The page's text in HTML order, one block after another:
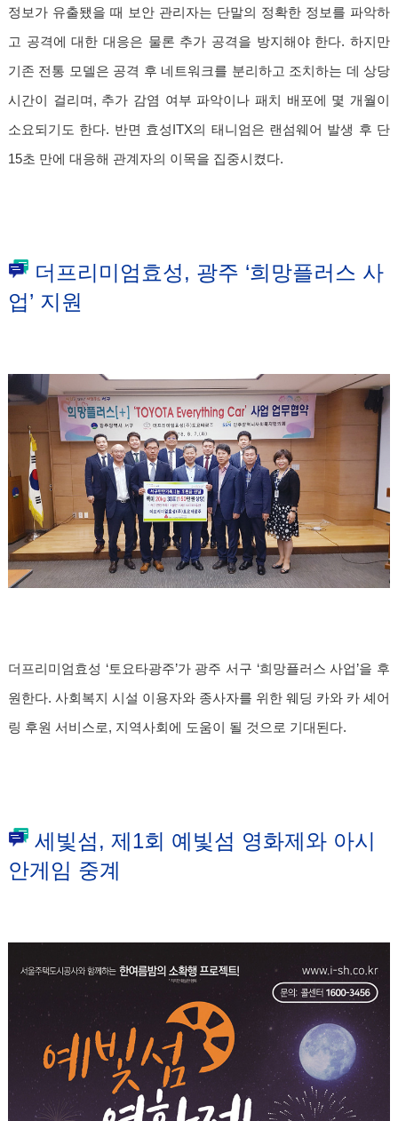
정보가 유출됐을 때 보안 관리자는 단말의 정확한 정보를 파악하
고 공격에 대한 대응은 물론 추가 공격을 방지해야 한다. 하지만
기존 전통 모델은 공격 후 네트워크를 분리하고 조치하는 데 상당
시간이 걸리며, 추가 감염 여부 파악이나 패치 배포에 몇 개월이
소요되기도 한다. 반면 효성ITX의 태니엄은 랜섬웨어 발생 후 단
15초 만에 대응해 관계자의 이목을 집중시켰다.
더프리미엄효성, 광주 ‘희망플러스 사
업’ 지원
더프리미엄효성 ‘토요타광주’가 광주 서구 ‘희망플러스 사업’을 후
원한다. 사회복지 시설 이용자와 종사자를 위한 웨딩 카와 카 셰어
링 후원 서비스로, 지역사회에 도움이 될 것으로 기대된다.
세빛섬, 제1회 예빛섬 영화제와 아시
안게임 중계